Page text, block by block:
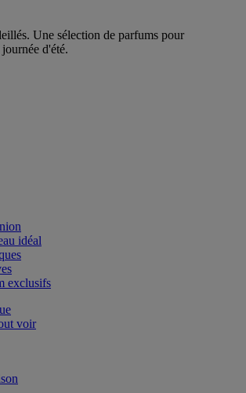
Une sélection de parfums pour
d'été.
idéal
exclusifs
voir